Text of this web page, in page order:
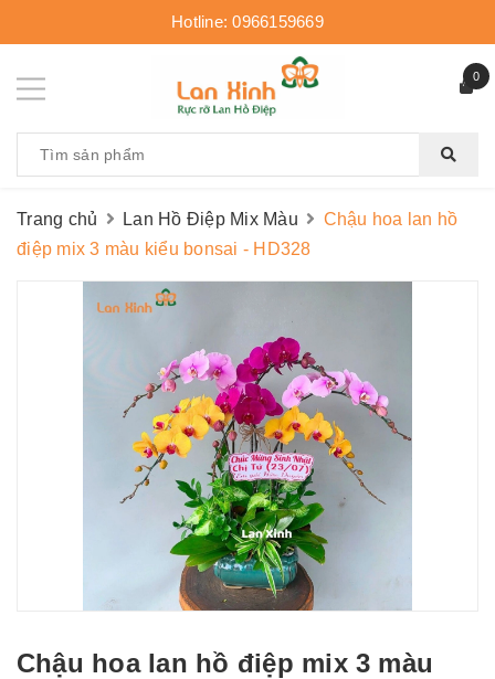
Hotline:0966159669
0
Trang chủ Lan Hồ Điệp Mix Màu
Chậu hoa lan hồ
điệp mix 3 màu kiểu bonsai - HD328
Chậu hoa lan hồ điệp mix 3 màu